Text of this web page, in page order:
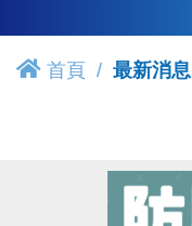
首頁 最新消息